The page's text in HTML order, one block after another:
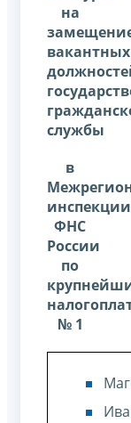
на
вакантных
службы
в
инспекции
ФНС
России
по
№ 1